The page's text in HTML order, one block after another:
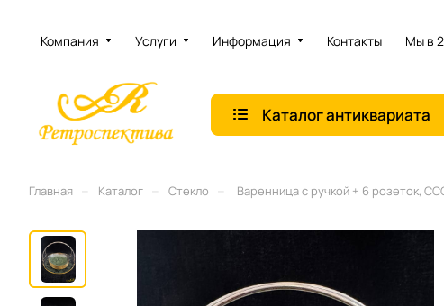
Компания Услуги Информация Контакты Мы в
Каталог антиквариата
Главная Каталог Стекло Варенница с ручкой + 6 розеток,